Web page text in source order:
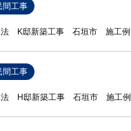
間工事
法 K邸新築工事 石垣市 施工例
間工事
法 H邸新築工事 石垣市 施工例